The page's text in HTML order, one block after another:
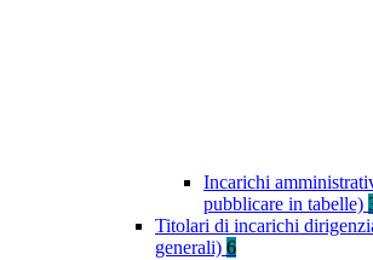
Incarichi
pubblicare in tabelle)
Titolari di incarichi
generali) 6